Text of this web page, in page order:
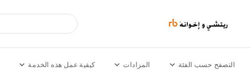
التصفح حسب الفئة المزادات كيفية عمل هذه الخدمة